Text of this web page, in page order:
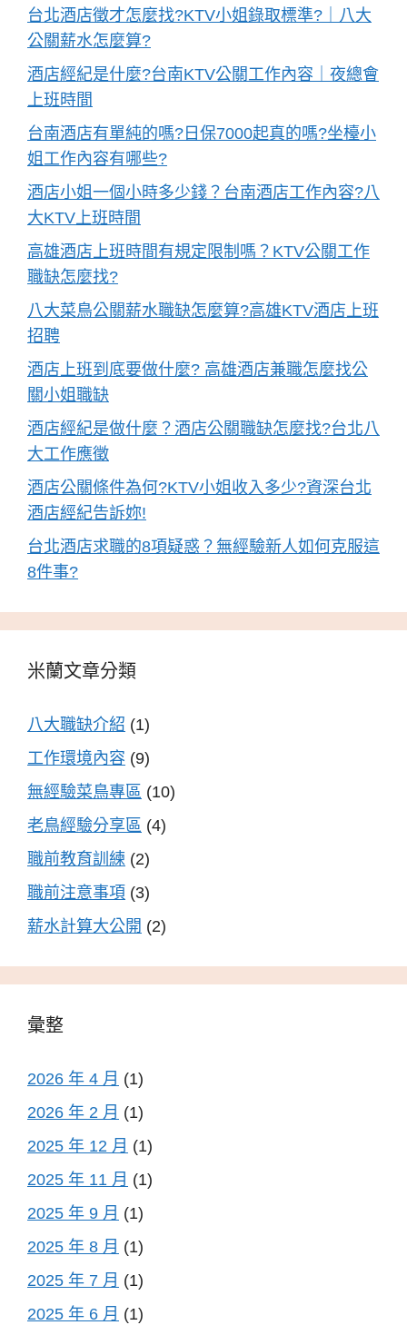
台北酒店徵才怎麼找?KTV小姐錄取標準?｜八大
公關薪水怎麼算?
酒店經紀是什麼?台南KTV公關工作內容｜夜總會
上班時間
台南酒店有單純的嗎?日保7000起真的嗎?坐檯小
姐工作內容有哪些?
酒店小姐一個小時多少錢？台南酒店工作內容?八
大KTV上班時間
高雄酒店上班時間有規定限制嗎？KTV公關工作
職缺怎麼找?
八大菜鳥公關薪水職缺怎麼算?高雄KTV酒店上班
招聘
酒店上班到底要做什麼? 高雄酒店兼職怎麼找公
關小姐職缺
酒店經紀是做什麼？酒店公關職缺怎麼找?台北八
大工作應徵
酒店公關條件為何?KTV小姐收入多少?資深台北
酒店經紀告訴妳!
台北酒店求職的8項疑惑？無經驗新人如何克服這
8件事?
米蘭文章分類
八大職缺介紹 (1)
工作環境內容 (9)
無經驗菜鳥專區 (10)
老鳥經驗分享區 (4)
職前教育訓練 (2)
職前注意事項 (3)
薪水計算大公開 (2)
彙整
2026 年 4 月 (1)
2026 年 2 月 (1)
2025 年 12 月 (1)
2025 年 11 月 (1)
2025 年 9 月 (1)
2025 年 8 月 (1)
2025 年 7 月 (1)
2025 年 6 月 (1)